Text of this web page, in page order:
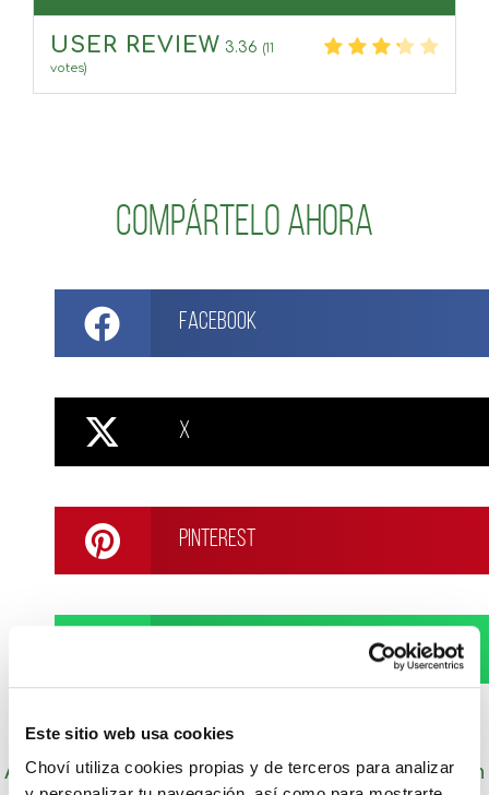
Este sitio web usa cookies
Choví utiliza cookies propias y de terceros para analizar
USER REVIEW 3.36 (11
votes)
Compártelo ahora
Facebook
X
Pinterest
Autor: Cocineros de Choví, expertos en recetas con